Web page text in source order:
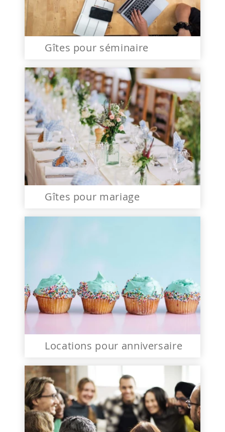
Gîtes pour séminaire
Gîtes pour mariage
Locations pour anniversaire